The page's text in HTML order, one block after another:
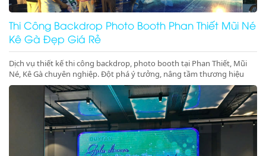
Thi Công Backdrop Photo Booth Phan Thiết Mũi Né
Kê Gà Đẹp Giá Rẻ
Dịch vụ thiết kế thi công backdrop, photo booth tại Phan Thiết, Mũi
Né, Kê Gà chuyên nghiệp. Đột phá ý tưởng, nâng tầm thương hiệu
cho sự kiện của bạn. Gọi ngay!